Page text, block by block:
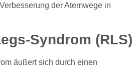
der Atemwege in
Syndrom (RLS)
äußert sich durch einen